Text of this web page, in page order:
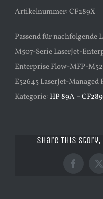
Artikelnummer: CF289X
Passend für nachfolgende
M507-Serie LaserJet-
Enterprise Flow-MFP-
E52645 LaserJet-
Kategorie: HP 89A –
Share This
Facebook
X